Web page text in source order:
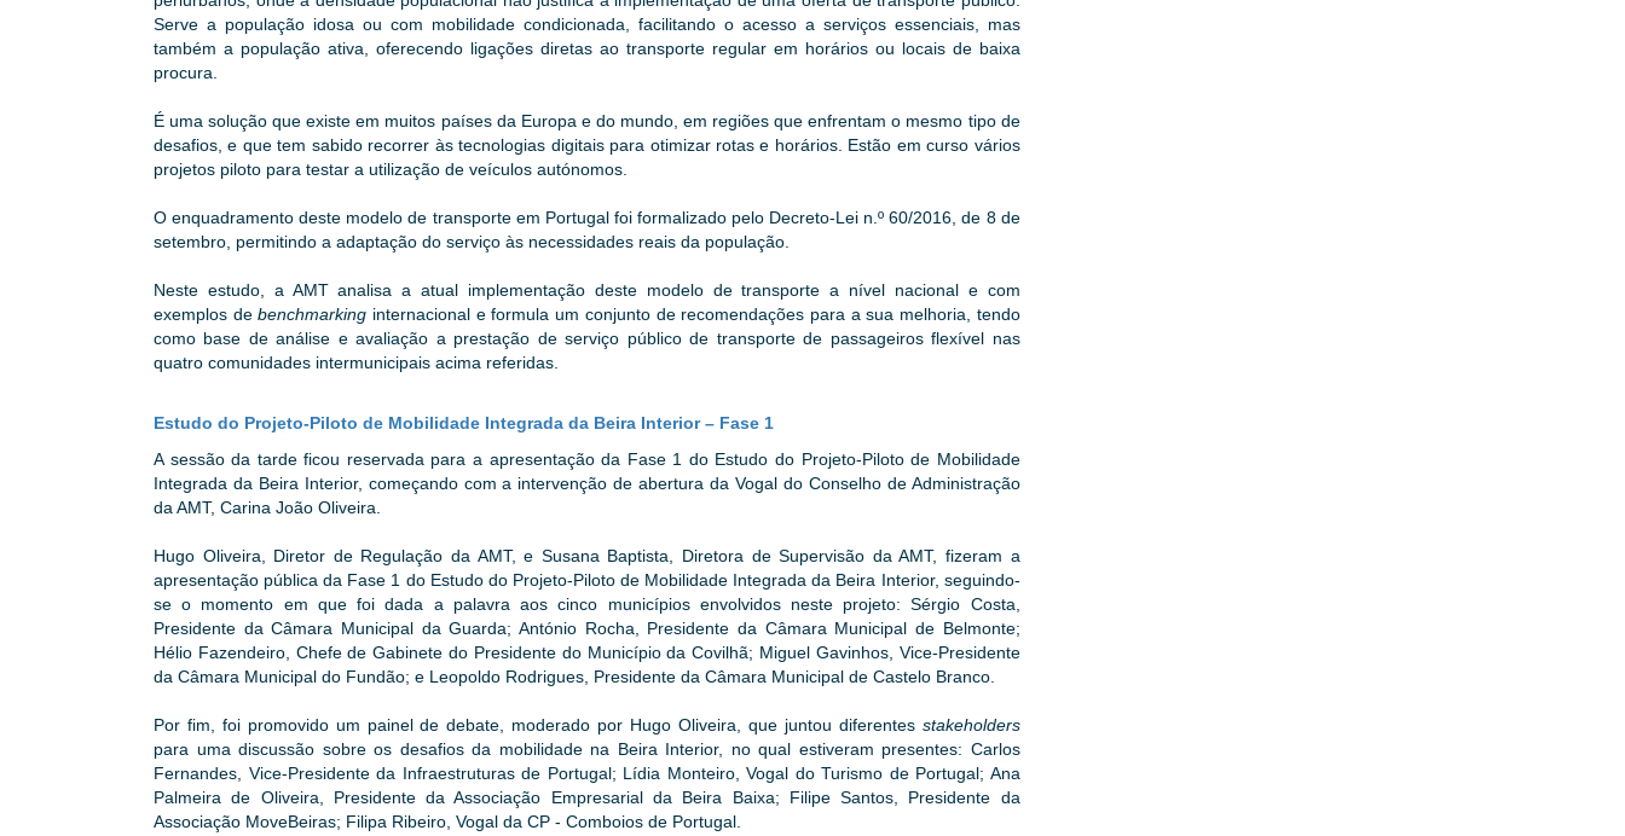
Serve a população idosa ou com mobilidade condicionada, facilitando o acesso a serviços essenciais, mas
também a população ativa, oferecendo ligações diretas ao transporte regular em horários ou locais de baixa
procura.
É uma solução que existe em muitos países da Europa e do mundo, em regiões que enfrentam o mesmo tipo de
desafios, e que tem sabido recorrer às tecnologias digitais para otimizar rotas e horários. Estão em curso vários
projetos piloto para testar a utilização de veículos autónomos.
O enquadramento deste modelo de transporte em Portugal foi formalizado pelo Decreto-Lei n.º 60/2016, de 8 de
setembro, permitindo a adaptação do serviço às necessidades reais da população.
Neste estudo, a AMT analisa a atual implementação deste modelo de transporte a nível nacional e com
exemplos debenchmarking internacional e formula um conjunto de recomendações para a sua melhoria, tendo
como base de análise e avaliação a prestação de serviço público de transporte de passageiros flexível nas
quatro comunidades intermunicipais acima referidas.
Estudo do Projeto-Piloto de Mobilidade Integrada da Beira Interior – Fase 1
A sessão da tarde ficou reservada para a apresentação da Fase 1 do Estudo do Projeto-Piloto de Mobilidade
Integrada da Beira Interior, começando com a intervenção de abertura da Vogal do Conselho de Administração
da AMT, Carina João Oliveira.
Hugo Oliveira, Diretor de Regulação da AMT, e Susana Baptista, Diretora de Supervisão da AMT, fizeram a
apresentação pública da Fase 1 do Estudo do Projeto-Piloto de Mobilidade Integrada da Beira Interior, seguindo-
se o momento em que foi dada a palavra aos cinco municípios envolvidos neste projeto: Sérgio Costa,
Presidente da Câmara Municipal da Guarda; António Rocha, Presidente da Câmara Municipal de Belmonte;
Hélio Fazendeiro, Chefe de Gabinete do Presidente do Município da Covilhã; Miguel Gavinhos, Vice-Presidente
da Câmara Municipal do Fundão; e Leopoldo Rodrigues, Presidente da Câmara Municipal de Castelo Branco.
Por fim, foi promovido um painel de debate, moderado por Hugo Oliveira, que juntou diferentes stakeholders
para uma discussão sobre os desafios da mobilidade na Beira Interior, no qual estiveram presentes: Carlos
Fernandes, Vice-Presidente da Infraestruturas de Portugal; Lídia Monteiro, Vogal do Turismo de Portugal; Ana
Palmeira de Oliveira, Presidente da Associação Empresarial da Beira Baixa; Filipe Santos, Presidente da
Associação MoveBeiras; Filipa Ribeiro, Vogal da CP - Comboios de Portugal.